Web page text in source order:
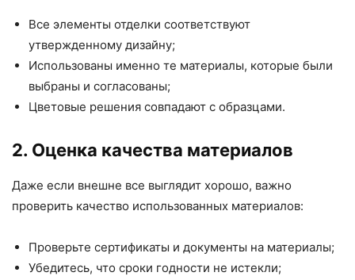
Все элементы отделки соответствуют
утвержденному дизайну;
Использованы именно те материалы, которые были
выбраны и согласованы;
Цветовые решения совпадают с образцами.
2. Оценка качества материалов
Даже если внешне все выглядит хорошо, важно
проверить качество использованных материалов:
Проверьте сертификаты и документы на материалы;
Убедитесь, что сроки годности не истекли;